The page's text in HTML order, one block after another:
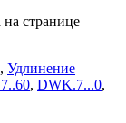
странице
, Удлинение
, DWK.7...0,